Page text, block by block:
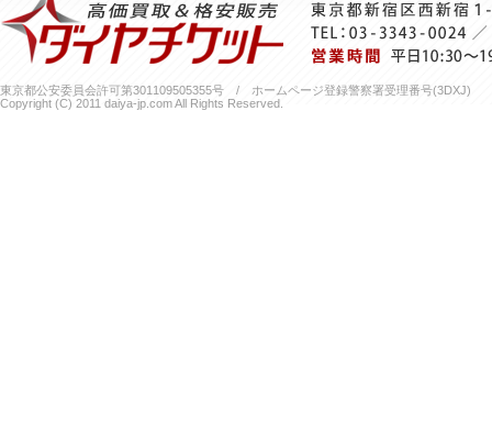
東京都公安委員会許可第301109505355号 / ホームページ登録警察署受理番号(3DXJ)
Copyright (C) 2011 daiya-jp.com All Rights Reserved.